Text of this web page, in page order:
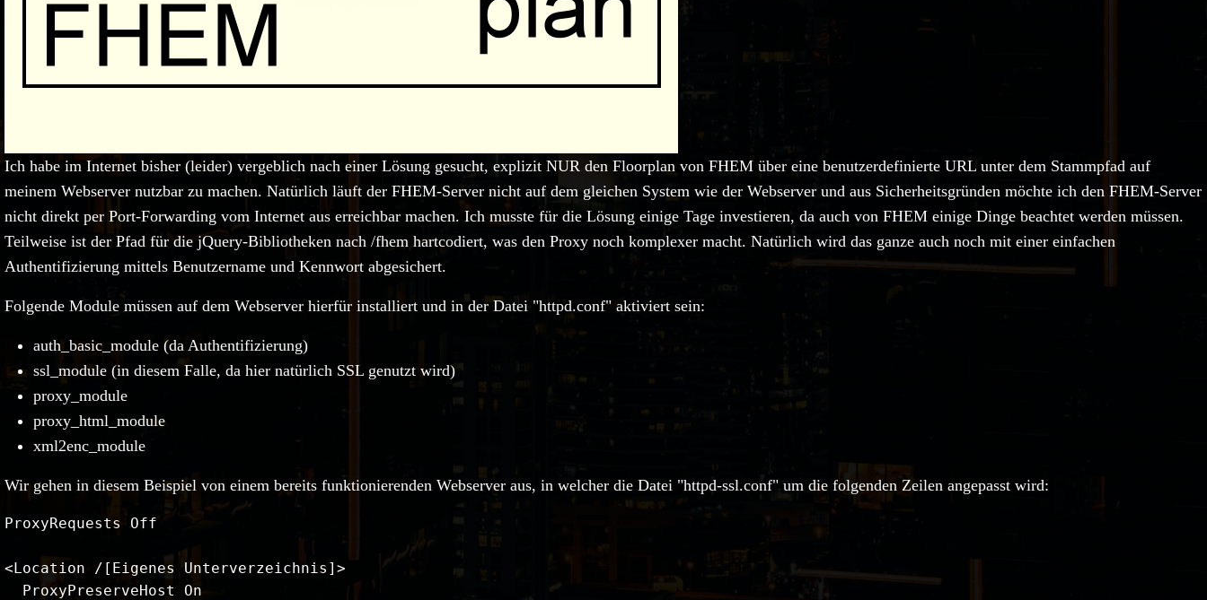
Ich habe im Internet bisher (leider) vergeblich nach einer Lösung gesucht, explizit NUR den Floorplan von FHEM über eine benutzerdefinierte URL unter dem Stammpfad auf
meinem Webserver nutzbar zu machen. Natürlich läuft der FHEM-Server nicht auf dem gleichen System wie der Webserver und aus Sicherheitsgründen möchte ich den FHEM-Server
nicht direkt per Port-Forwarding vom Internet aus erreichbar machen. Ich musste für die Lösung einige Tage investieren, da auch von FHEM einige Dinge beachtet werden müssen.
Teilweise ist der Pfad für die jQuery-Bibliotheken nach /fhem hartcodiert, was den Proxy noch komplexer macht. Natürlich wird das ganze auch noch mit einer einfachen
Authentifizierung mittels Benutzername und Kennwort abgesichert.
Folgende Module müssen auf dem Webserver hierfür installiert und in der Datei "httpd.conf" aktiviert sein:
auth_basic_module (da Authentifizierung)
ssl_module (in diesem Falle, da hier natürlich SSL genutzt wird)
proxy_module
proxy_html_module
xml2enc_module
Wir gehen in diesem Beispiel von einem bereits funktionierenden Webserver aus, in welcher die Datei "httpd-ssl.conf" um die folgenden Zeilen angepasst wird:
ProxyRequests Off
<Location /[Eigenes Unterverzeichnis]>
  ProxyPreserveHost On